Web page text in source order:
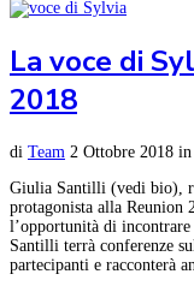
La voce di
2018
di Team 2 Ottobre 2018 in
Giulia Santilli (vedi bio),
protagonista alla Reunion
l’opportunità di
Santilli terrà conferenze
partecipanti e racconterà